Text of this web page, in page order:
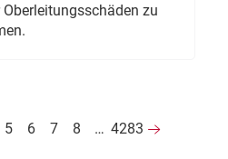
zu
5 6 7 8 … 4283